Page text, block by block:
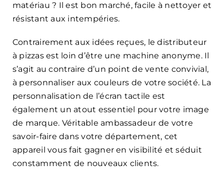
matériau ? Il est bon marché, facile à nettoyer et
résistant aux intempéries.
Contrairement aux idées reçues, le distributeur
à pizzas est loin d’être une machine anonyme. Il
s’agit au contraire d’un point de vente convivial,
à personnaliser aux couleurs de votre société. La
personnalisation de l’écran tactile est
également un atout essentiel pour votre image
de marque. Véritable ambassadeur de votre
savoir-faire dans votre département, cet
appareil vous fait gagner en visibilité et séduit
constamment de nouveaux clients.